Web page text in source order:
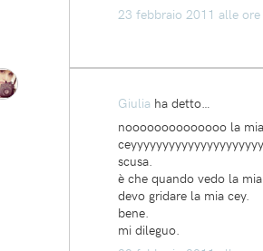
23 febbraio 2011 alle
Giulia ha detto…
noooooooooooooo la mia
scusa.
è che quando vedo la
devo gridare la mia cey.
bene.
mi dileguo.